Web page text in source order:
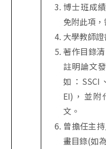
博士班成
免附此項
大學教師
著作目錄
註明論文
如：SSCI
EI)，並附
文。
曾擔任主
畫目錄(如